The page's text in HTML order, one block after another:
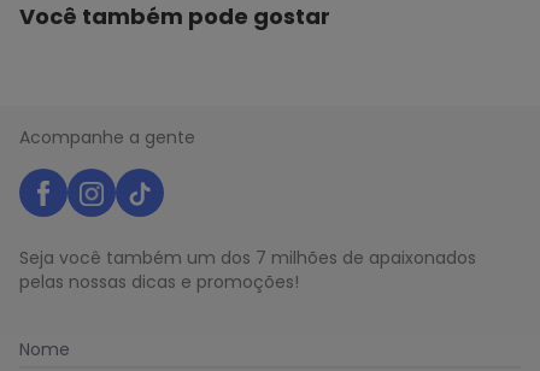
Você também pode gostar
Acompanhe a gente
Seja você também um dos 7 milhões de apaixonados
pelas nossas dicas e promoções!
Nome